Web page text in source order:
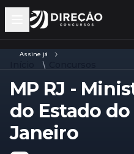
Open main menu
Assine já
MP RJ -
do Estado do
Janeiro